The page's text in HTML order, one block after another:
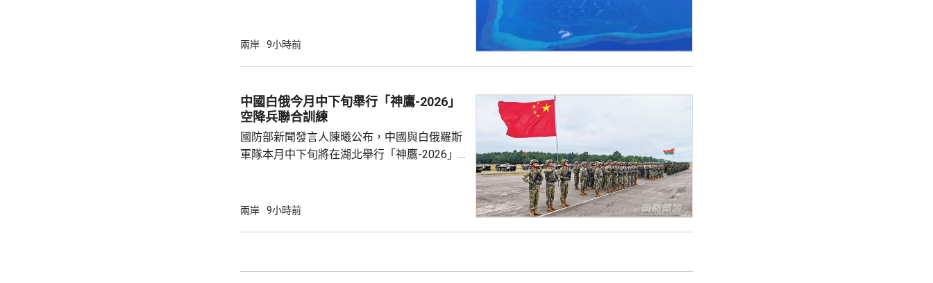
被菲方批評是非法行為。 國防部新聞發言人陳
據國際法宣布黃岩島領海基線的國家，譴責菲
方行徑嚴重侵犯中國領土主權，違反國際法與
國際關係基本準則，非法無效，而中方組織...
兩岸 9小時前
中國白俄今月中下旬舉行「神鷹-2026」
空降兵聯合訓練
國防部新聞發言人陳曦公布，中國與白俄羅斯
軍隊本月中下旬將在湖北舉行「神鷹-2026」
剿與固守等演練，是雙方第4次舉行有關系列
恐行動為背景的「雄鷹突擊-2024」陸軍聯合
兩岸 9小時前